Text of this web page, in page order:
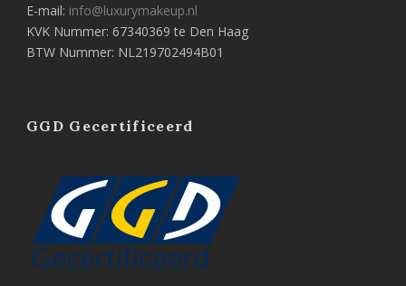
E-mail: info@luxurymakeup.nl
KVK Nummer: 67340369 te Den Haag
BTW Nummer: NL219702494B01
GGD Gecertificeerd